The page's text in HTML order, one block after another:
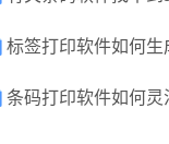
标签打印软件如何生
条码打印软件如何灵